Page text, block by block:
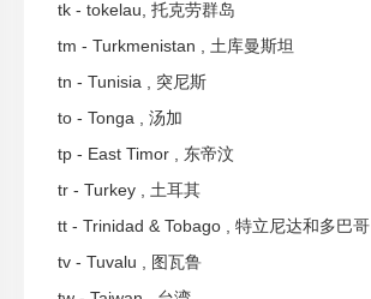
tk - tokelau, 托克劳群岛
tm - Turkmenistan , 土库曼斯坦
tn - Tunisia , 突尼斯
to - Tonga , 汤加
tp - East Timor , 东帝汶
tr - Turkey , 土耳其
tt - Trinidad & Tobago , 特立尼达和多巴哥
tv - Tuvalu , 图瓦鲁